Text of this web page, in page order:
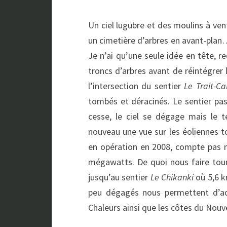
Un ciel lugubre et des moulins à
un cimetière d’arbres en avant-
Je n’ai qu’une seule idée en tête,
troncs d’arbres avant de
l’intersection du sentierLe Trait-
tombés et déracinés. Le sentier
cesse, le ciel se dégage mais le
nouveau une vue sur les éoliennes
en opération en 2008, compte pas
mégawatts. De quoi nous faire
jusqu’au sentier Le Chikankioù 5,6
peu dégagés nous permettent
Chaleurs ainsi que les côtes du